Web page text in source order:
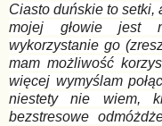
Ciasto duńskie to setki,
mojej głowie jest
wykorzystanie go
mam możliwość
więcej wymyślam
niestety nie wiem,
bezstresowe